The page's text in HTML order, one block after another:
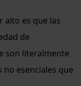
alto es que las
de
son literalmente
no esenciales que